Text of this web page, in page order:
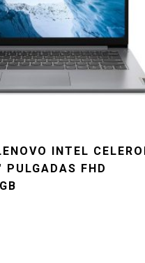
INTEL
PULGADAS FHD